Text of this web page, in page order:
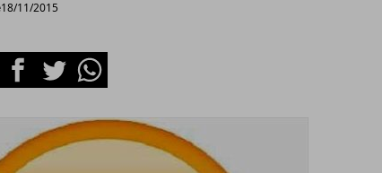
18/11/2015
FacebookTwitterWhatsapp